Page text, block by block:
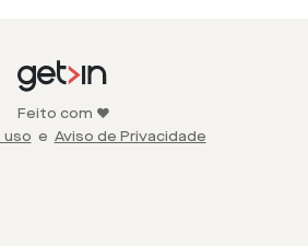
Feito com ❤️
uso e Aviso de Privacidade